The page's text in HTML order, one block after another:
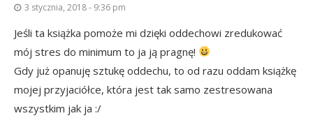
3 stycznia, 2018 - 9:36 pm
Jeśli ta książka pomoże mi dzięki oddechowi zredukować
mój stres do minimum to ja ją pragnę!
Gdy już opanuję sztukę oddechu, to od razu oddam książkę
mojej przyjaciółce, która jest tak samo zestresowana
wszystkim jak ja :/